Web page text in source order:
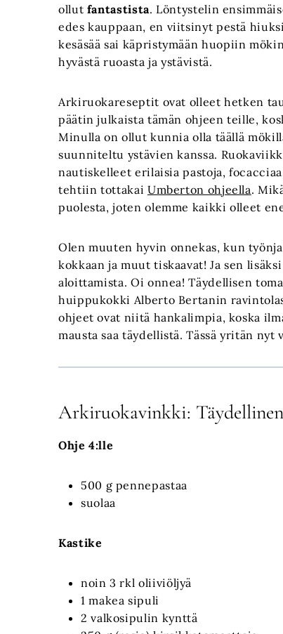
ollut fantastista. Löntystelin
edes kauppaan, en viitsinyt pestä
kesäsää sai käpristymään huopiin
hyvästä ruoasta ja ystävistä.
Arkiruokareseptit ovat olleet hetken
päätin julkaista tämän ohjeen teille,
Minulla on ollut kunnia olla täällä
suunniteltu ystävien kanssa.
nautiskelleet erilaisia pastoja,
tehtiin tottakai Umberton ohjeella.
puolesta, joten olemme kaikki olleet
Olen muuten hyvin onnekas, kun
kokkaan ja muut tiskaavat! Ja sen
aloittamista. Oi onnea! Täydellisen
huippukokki Alberto Bertanin
ohjeet ovat niitä hankalimpia, koska
mausta saa täydellistä. Tässä yritän
Arkiruokavinkki:
Ohje 4:lle
500 g pennepastaa
suolaa
Kastike
noin 3 rkl oliiviöljyä
1 makea sipuli
2 valkosipulin kynttä